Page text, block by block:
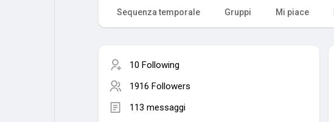
Sequenza temporale Gruppi Mi piace
10 Following
1916 Followers
113 messaggi